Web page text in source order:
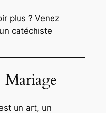
plus ? Venez
catéchiste
Mariage
un art, un